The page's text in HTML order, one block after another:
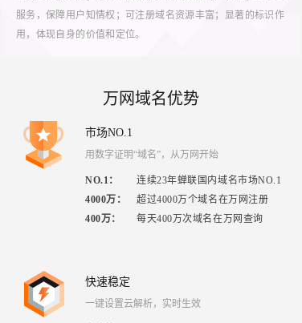
服务，保障用户知情权；可注册域名资源丰富；显著的标识作
用，体现自身的价值和定位。
万网域名优势
市场NO.1
用数字证明“域名”，从万网开始
NO.1：
连续23年蝉联国内域名市场NO.1
4000万 ：
超过4000万个域名在万网注册
400万 ： 每天400万次域名在万网查询
快速稳定
一键设置云解析，实时生效